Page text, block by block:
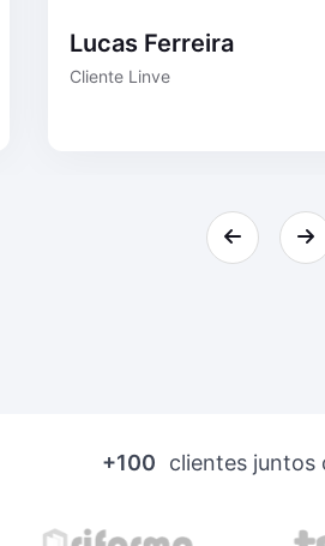
Lucas Ferreira
Cliente Linve
+100 clientes juntos